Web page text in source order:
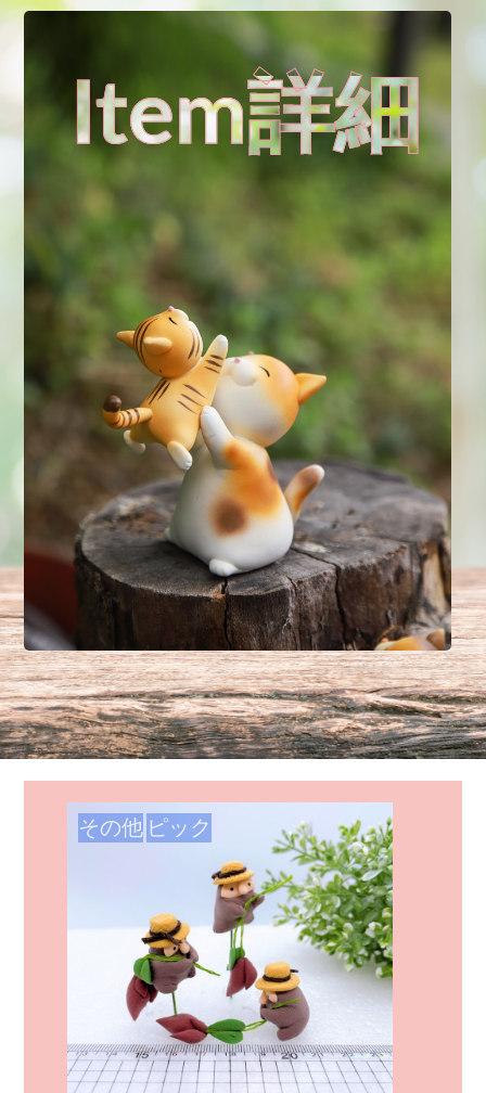
Item詳細
その他 ピック